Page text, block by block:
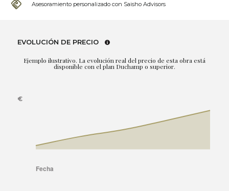
Asesoramiento personalizado con Saisho Advisors
EVOLUCIÓN DE PRECIO
Ejemplo ilustrativo. La evolución real del precio de esta obra está
disponible con el plan Duchamp o superior.